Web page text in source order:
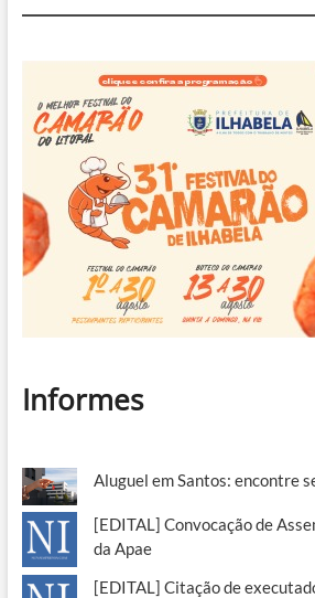
Informes
Aluguel em Santos: encontre
[EDITAL] Convocação de
da Apae
[EDITAL] Citação de